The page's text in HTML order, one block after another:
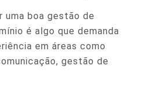
uma boa gestão de
é algo que demanda
em áreas como
gestão de